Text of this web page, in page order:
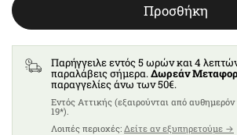
7.5
Προσθήκη
Παρήγγειλε εντός 5 ωρών και 4
παραλάβεις σήμερα.Δωρεάν
παραγγελίες άνω των 50€.
Eντός Αττικής (εξαιρούνται από
19*).
Λοιπές περιοχές: Δείτε αν εξυπηρετούμε →